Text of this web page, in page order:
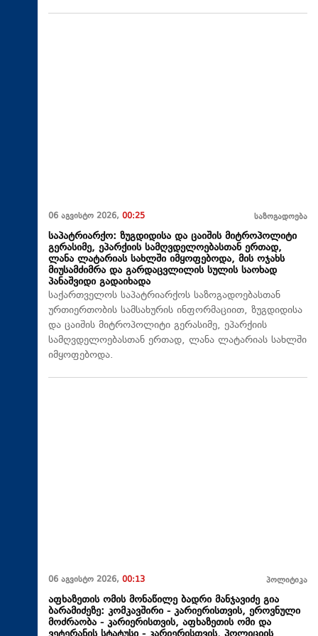
06 აგვისტო 2026, 00:25 საზოგადოება
საპატრიარქო: ზუგდიდისა და ცაიშის მიტროპოლიტი
გერასიმე, ეპარქიის სამღვდელოებასთან ერთად,
ლანა ლატარიას სახლში იმყოფებოდა, მის ოჯახს
მიუსამძიმრა და გარდაცვლილის სულის საოხად
პანაშვიდი გადაიხადა
საქართველოს საპატრიარქოს საზოგადოებასთან
ურთიერთობის სამსახურის ინფორმაციით, ზუგდიდისა
და ცაიშის მიტროპოლიტი გერასიმე, ეპარქიის
სამღვდელოებასთან ერთად, ლანა ლატარიას სახლში
იმყოფებოდა.
06 აგვისტო 2026, 00:13 პოლიტიკა
აფხაზეთის ომის მონაწილე ბადრი მანჯავიძე გია
ბარამიძეზე: კომკავშირი - კარიერისთვის, ეროვნული
მოძრაობა - კარიერისთვის, აფხაზეთის ომი და